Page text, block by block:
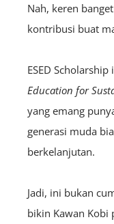
Nah, keren
kontribusi buat
ESED
Education for
yang emang
generasi muda
berkelanjutan.
Jadi, ini bukan
bikin Kawan Kobi